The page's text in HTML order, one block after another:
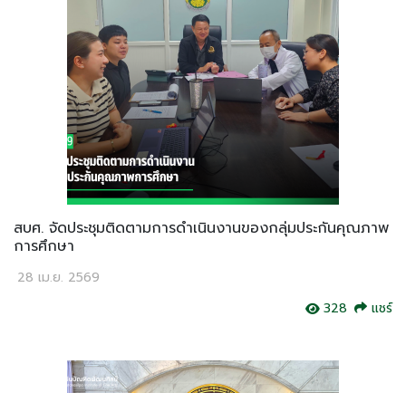
สบศ. จัดประชุมติดตามการดำเนินงานของกลุ่มประกันคุณภาพ
การศึกษา
28 เม.ย. 2569
328
แชร์